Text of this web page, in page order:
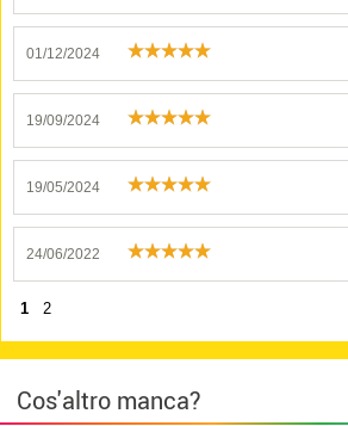
01/12/2024
19/09/2024
19/05/2024
24/06/2022
1 2
Cos'altro manca?